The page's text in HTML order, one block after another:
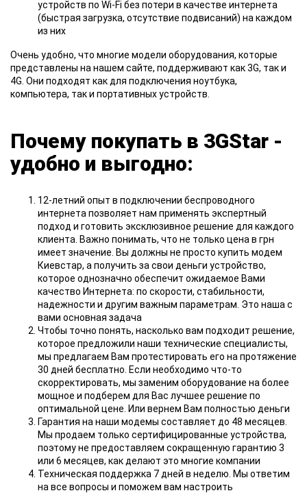
устройств по Wi-Fi без потери в качестве интернета
(быстрая загрузка, отсутствие подвисаний) на каждом
из них
Очень удобно, что многие модели оборудования, которые
представлены на нашем сайте, поддерживают как 3G, так и
4G. Они подходят как для подключения ноутбука,
компьютера, так и портативных устройств.
Почему покупать в 3GStar -
удобно и выгодно:
12-летний опыт в подключении беспроводного
интернета позволяет нам применять экспертный
подход и готовить эксклюзивное решение для каждого
клиента. Важно понимать, что не только цена в грн
имеет значение. Вы должны не просто купить модем
Киевстар, а получить за свои деньги устройство,
которое однозначно обеспечит ожидаемое Вами
качество Интернета: по скорости, стабильности,
надежности и другим важным параметрам. Это наша с
вами основная задача
Чтобы точно понять, насколько вам подходит решение,
которое предложили наши технические специалисты,
мы предлагаем Вам протестировать его на протяжение
30 дней бесплатно. Если необходимо что-то
скорректировать, мы заменим оборудование на более
мощное и подберем для Вас лучшее решение по
оптимальной цене. Или вернем Вам полностью деньги
Гарантия на наши модемы составляет до 48 месяцев.
Мы продаем только сертифицированные устройства,
поэтому не предоставляем сокращенную гарантию 3
или 6 месяцев, как делают это многие компании
Техническая поддержка 7 дней в неделю. Мы ответим
на все вопросы и поможем вам настроить